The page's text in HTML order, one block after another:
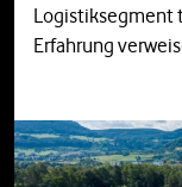
Logistiksegment
Erfahrung